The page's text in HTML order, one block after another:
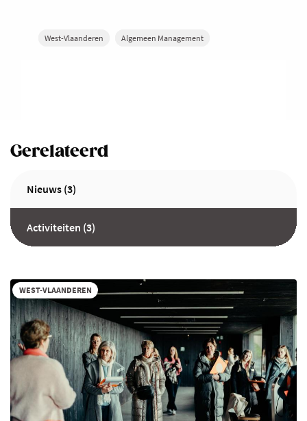
West-Vlaanderen Algemeen Management
Gerelateerd
Nieuws (3)
Activiteiten (3)
WEST-VLAANDEREN